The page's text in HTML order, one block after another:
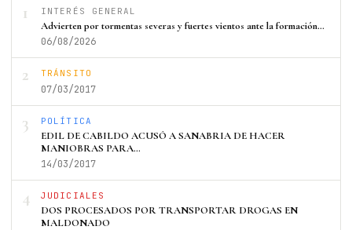
1 INTERÉS GENERAL
Advierten por tormentas severas y fuertes vientos ante la formación…
06/08/2026
2 TRÁNSITO
07/03/2017
3 POLÍTICA
EDIL DE CABILDO ACUSÓ A SANABRIA DE HACER
MANIOBRAS PARA…
14/03/2017
4 JUDICIALES
DOS PROCESADOS POR TRANSPORTAR DROGAS EN
MALDONADO